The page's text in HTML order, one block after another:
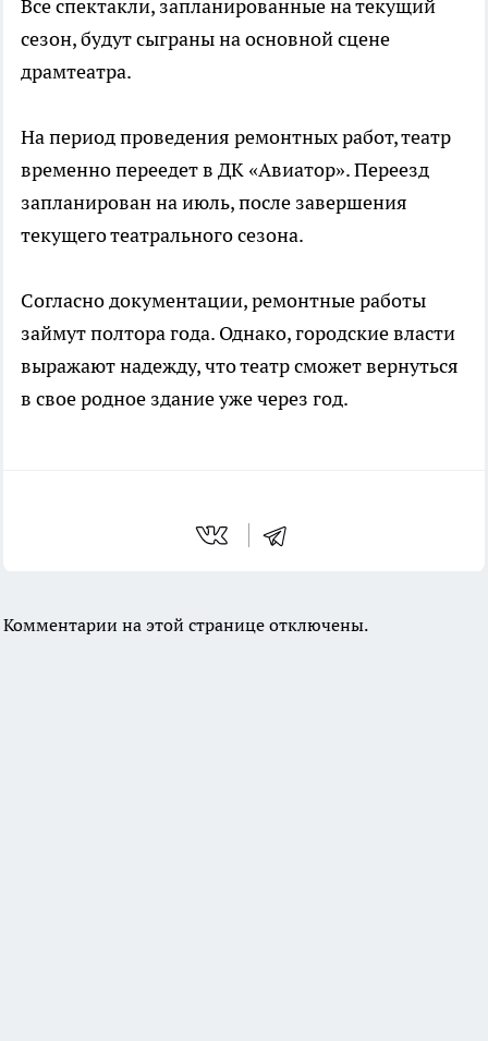
Все спектакли, запланированные на текущий
сезон, будут сыграны на основной сцене
драмтеатра.
На период проведения ремонтных работ, театр
временно переедет в ДК «Авиатор». Переезд
запланирован на июль, после завершения
текущего театрального сезона.
Согласно документации, ремонтные работы
займут полтора года. Однако, городские власти
выражают надежду, что театр сможет вернуться
в свое родное здание уже через год.
Комментарии на этой странице отключены.